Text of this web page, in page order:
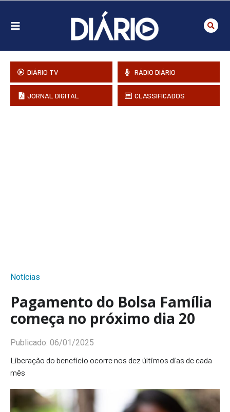
DIÁRIO TV RÁDIO DIÁRIO
JORNAL DIGITAL CLASSIFICADOS
Notícias
Pagamento do Bolsa Família
começa no próximo dia 20
Publicado: 06/01/2025
Liberação do benefício ocorre nos dez últimos dias de cada
mês